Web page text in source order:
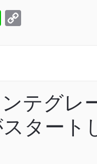
Line
テグレ
タート